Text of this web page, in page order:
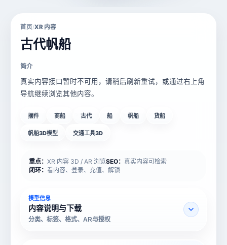
首页/XR 内容
古代帆船
简介
真实内容接口暂时不可用，请稍后刷新重试，或通过右上角
导航继续浏览其他内容。
摆件 商船 古代 船 帆船 货船
帆船3D模型 交通工具3D
重点： XR 内容 3D / AR 浏览SEO： 真实内容可检索
闭环： 看内容、登录、充值、解锁
模型信息
内容说明与下载
分类、标签、格式、AR与授权